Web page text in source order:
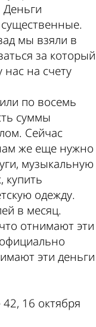
Деньги
мы взяли в
за который
нас на счету
по восемь
суммы
Сейчас
же еще нужно
музыкальную
купить
одежду.
в месяц.
отнимают эти
эти деньги
16 октября